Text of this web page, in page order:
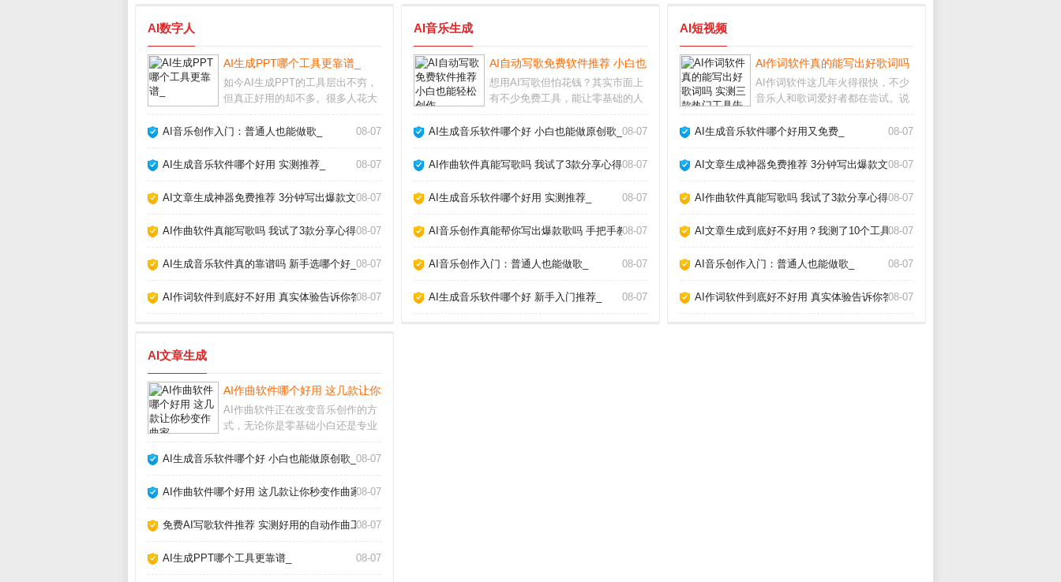
AI数字人
AI生成PPT哪个工具更靠谱_
如今AI生成PPT的工具层出不穷，
但真正好用的却不多。很多人花大
直接用AI一键生成。本文结合我使
那些“假智能”的坑，找到最适合自
AI音乐创作入门：普通人也能做歌_ 08-07
AI生成音乐软件哪个好用 实测推荐_ 08-07
AI文章生成神器免费推荐 3分钟写出爆款文章_
08-07
AI作曲软件真能写歌吗 我试了3款分享心得_08-07
AI生成音乐软件真的靠谱吗 新手选哪个好_ 08-07
AI作词软件到底好不好用 真实体验告诉你答案_
08-07
AI音乐生成
AI自动写歌免费软件推荐 小白也能轻松创作_
想用AI写歌但怕花钱？其实市面上
有不少免费工具，能让零基础的人
实际使用体验出发，聊聊几款真正
绕过那些华而不实的坑。免费AI写
AI生成音乐软件哪个好 小白也能做原创歌_ 08-07
AI作曲软件真能写歌吗 我试了3款分享心得_08-07
AI生成音乐软件哪个好用 实测推荐_ 08-07
AI音乐创作真能帮你写出爆款歌吗 手把手教你玩转AI作歌_
08-07
AI音乐创作入门：普通人也能做歌_ 08-07
AI生成音乐软件哪个好 新手入门推荐_ 08-07
AI短视频
AI作词软件真的能写出好歌词吗 实测三款热门工具告诉你答案
AI作词软件这几年火得很快，不少
音乐人和歌词爱好者都在尝试。说
竟歌词讲究情感和意境，机器能懂
它们确实能提供灵感，甚至写出令
AI生成音乐软件哪个好用又免费_ 08-07
AI文章生成神器免费推荐 3分钟写出爆款文章_
08-07
AI作曲软件真能写歌吗 我试了3款分享心得_08-07
AI文章生成到底好不好用？我测了10个工具告诉你真相_
08-07
AI音乐创作入门：普通人也能做歌_ 08-07
AI作词软件到底好不好用 真实体验告诉你答案_
08-07
AI文章生成
AI作曲软件哪个好用 这几款让你秒变作曲家_
AI作曲软件正在改变音乐创作的方
式，无论你是零基础小白还是专业
律、和弦甚至完整编曲。我作为音
分享最实用的经验和推荐。AI作曲
AI生成音乐软件哪个好 小白也能做原创歌_ 08-07
AI作曲软件哪个好用 这几款让你秒变作曲家_08-07
免费AI写歌软件推荐 实测好用的自动作曲工具_
08-07
AI生成PPT哪个工具更靠谱_ 08-07